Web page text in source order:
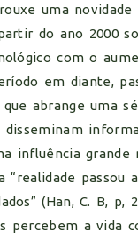
uma novidade
do ano 2000
com o
em diante,
que abrange uma
disseminam
influência grande
“realidade passou
(Han, C. B, p,
percebem a vida